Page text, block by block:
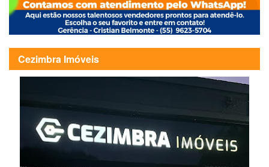
Cezimbra Imóveis